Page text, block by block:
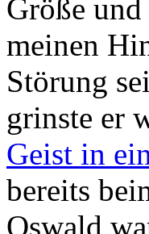
Größe
meinen
Störung
grinste er
Geist in
bereits
Oswald